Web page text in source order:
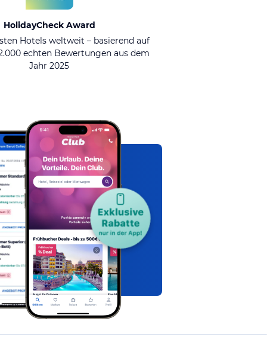
HolidayCheck Award
Hotels weltweit – basierend auf
echten Bewertungen aus dem
Jahr 2025